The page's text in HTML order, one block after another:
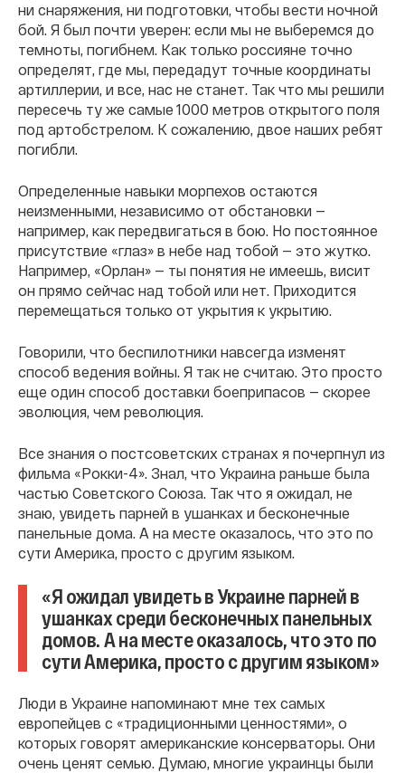
ни снаряжения, ни подготовки, чтобы вести ночной
бой. Я был почти уверен: если мы не выберемся до
темноты, погибнем. Как только россияне точно
определят, где мы, передадут точные координаты
артиллерии, и все, нас не станет. Так что мы решили
пересечь ту же самые 1000 метров открытого поля
под артобстрелом. К сожалению, двое наших ребят
погибли.
Определенные навыки морпехов остаются
неизменными, независимо от обстановки —
например, как передвигаться в бою. Но постоянное
присутствие «глаз» в небе над тобой — это жутко.
Например, «Орлан» — ты понятия не имеешь, висит
он прямо сейчас над тобой или нет. Приходится
перемещаться только от укрытия к укрытию.
Говорили, что беспилотники навсегда изменят
способ ведения войны. Я так не считаю. Это просто
еще один способ доставки боеприпасов — скорее
эволюция, чем революция.
Все знания о постсоветских странах я почерпнул из
фильма «Рокки-4». Знал, что Украина раньше была
частью Советского Союза. Так что я ожидал, не
знаю, увидеть парней в ушанках и бесконечные
панельные дома. А на месте оказалось, что это по
сути Америка, просто с другим языком.
«Я ожидал увидеть в Украине парней в
ушанках среди бесконечных панельных
домов. А на месте оказалось, что это по
сути Америка, просто с другим языком»
Люди в Украине напоминают мне тех самых
европейцев с «традиционными ценностями», о
которых говорят американские консерваторы. Они
очень ценят семью. Думаю, многие украинцы были